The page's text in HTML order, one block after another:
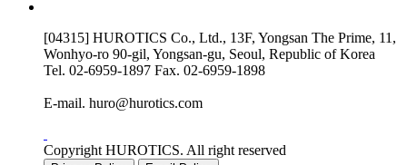
[04315] HUROTICS Co., Ltd., 13F, Yongsan The Prime, 11,
Wonhyo-ro 90-gil, Yongsan-gu, Seoul, Republic of Korea
Tel. 02-6959-1897 Fax. 02-6959-1898
E-mail. huro@hurotics.com
Copyright HUROTICS. All right reserved